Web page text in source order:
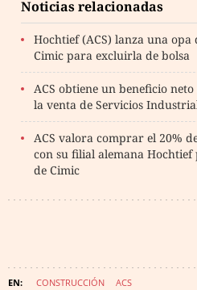
Noticias relacionadas
Hochtief (ACS) lanza una
Cimic para excluirla de bolsa
ACS obtiene un beneficio
la venta de Servicios
ACS valora comprar el 20%
con su filial alemana
de Cimic
CONSTRUCCIÓN ACS